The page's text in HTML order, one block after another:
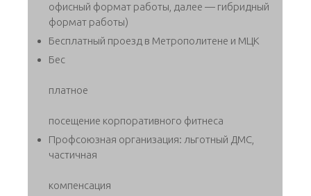
офисный формат работы, далее — гибридный
формат работы)
Бесплатный проезд в Метрополитене и МЦК
Бес
платное
посещение корпоративного фитнеса
Профсоюзная организация: льготный ДМС,
частичная
компенсация